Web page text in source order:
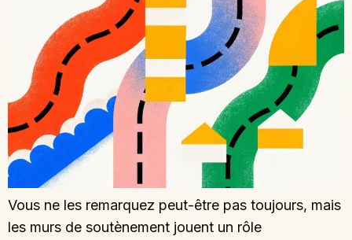
Vous ne les remarquez peut-être pas toujours, mais
les murs de soutènement jouent un rôle